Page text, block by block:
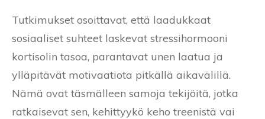
Tutkimukset osoittavat, että laadukkaat
sosiaaliset suhteet laskevat stressihormooni
kortisolin tasoa, parantavat unen laatua ja
ylläpitävät motivaatiota pitkällä aikavälillä.
Nämä ovat täsmälleen samoja tekijöitä, jotka
ratkaisevat sen, kehittyykö keho treenistä vai